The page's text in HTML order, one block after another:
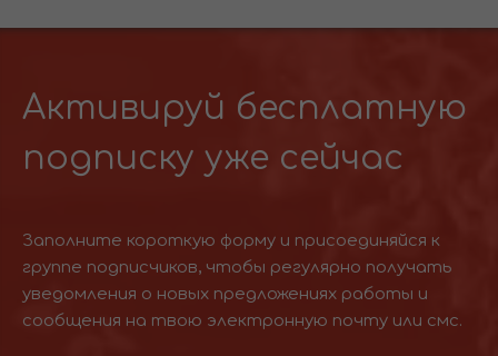
Активируй бесплатную
подписку уже сейчас
Заполните короткую форму и присоединяйся к
группе подписчиков, чтобы регулярно получать
уведомления о новых предложениях работы и
сообщения на твою электронную почту или смс.